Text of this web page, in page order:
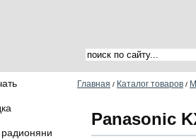
Главная / Каталог товаров /
Panasonic